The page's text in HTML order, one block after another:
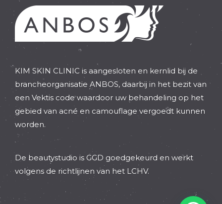
KIM SKIN CLINIC is aangesloten en kernlid bij de
brancheorganisatie ANBOS, daarbij in het bezit van
een Vektis code waardoor uw behandeling op het
gebied van acné en camouflage vergoedt kunnen
worden.
De beautystudio is GGD goedgekeurd en werkt
volgens de richtlijnen van het LCHV.